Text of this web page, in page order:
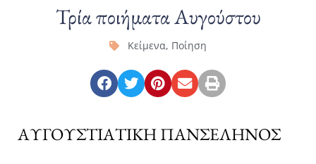
Τρία ποιήματα Αυγούστου
Κείμενα, Ποίηση
ΑΥΓΟΥΣΤΙΑΤΙΚΗ ΠΑΝΣΕΛΗΝΟΣ